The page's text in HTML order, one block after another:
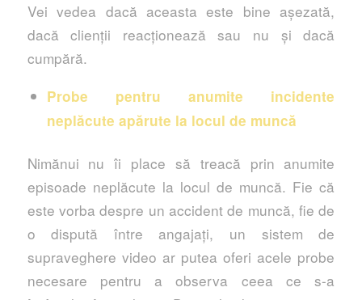
Vei vedea dacă aceasta este bine așezată,
dacă clienții reacționează sau nu și dacă
cumpără.
Probe pentru anumite incidente
neplăcute apărute la locul de muncă
Nimănui nu îi place să treacă prin anumite
episoade neplăcute la locul de muncă. Fie că
este vorba despre un accident de muncă, fie de
o dispută între angajați, un sistem de
supraveghere video ar putea oferi acele probe
necesare pentru a observa ceea ce s-a